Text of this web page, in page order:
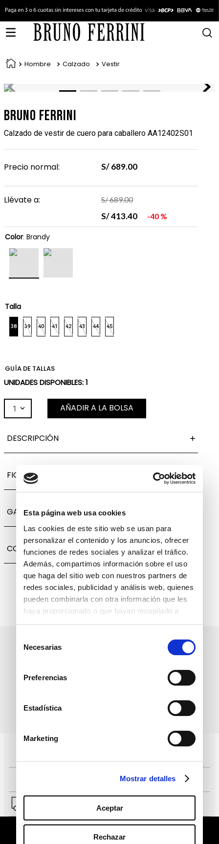
Esta página web usa cookies
Las cookies de este sitio web se usan para
personalizar el contenido y los anuncios, ofrecer
funciones de redes sociales y analizar el tráfico.
Además, compartimos información sobre el uso
que haga del sitio web con nuestros partners de
redes sociales, publicidad y análisis web, quienes
pueden combinarla con otra información que les
haya proporcionado o que hayan recopilado a
partir del uso que haya hecho de sus servicios.
deNecesarias
Preferencias
Estadística
Marketing
Mostrar detalles
Aceptar
Rechazar
Hombre Calzado Vestir
Bruno Ferrini
Calzado de vestir de cuero para caballero AA12402S01
Precio normal: S/ 689.00
Llévate a: S/689.00
S/413.40 40 %
Color: Brandy
Talla
38 39 40 41 42 43 44 45
GUÍA DE TALLAS
UNIDADES DISPONIBLES:1
1 AÑADIR A LA BOLSA
DESCRIPCIÓN
FICHA TÉCNICA
GARANTÍA, CAMBIOS Y DEVOLUCIONES
COMPARTIR
Suscríbete a nuestro boletín
Comprar fácil en solo 4 pasos
Envío a Lima y a provincias.